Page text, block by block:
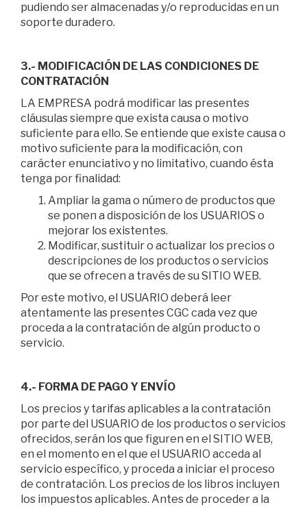
pudiendo ser almacenadas y/o reproducidas en un
soporte duradero.
3.- MODIFICACIÓN DE LAS CONDICIONES DE
CONTRATACIÓN
LA EMPRESA podrá modificar las presentes
cláusulas siempre que exista causa o motivo
suficiente para ello. Se entiende que existe causa o
motivo suficiente para la modificación, con
carácter enunciativo y no limitativo, cuando ésta
tenga por finalidad:
Ampliar la gama o número de productos que
se ponen a disposición de los USUARIOS o
mejorar los existentes.
Modificar, sustituir o actualizar los precios o
descripciones de los productos o servicios
que se ofrecen a través de su SITIO WEB.
Por este motivo, el USUARIO deberá leer
atentamente las presentes CGC cada vez que
proceda a la contratación de algún producto o
servicio.
4.- FORMA DE PAGO Y ENVÍO
Los precios y tarifas aplicables a la contratación
por parte del USUARIO de los productos o servicios
ofrecidos, serán los que figuren en el SITIO WEB,
en el momento en el que el USUARIO acceda al
servicio específico, y proceda a iniciar el proceso
de contratación. Los precios de los libros incluyen
los impuestos aplicables. Antes de proceder a la